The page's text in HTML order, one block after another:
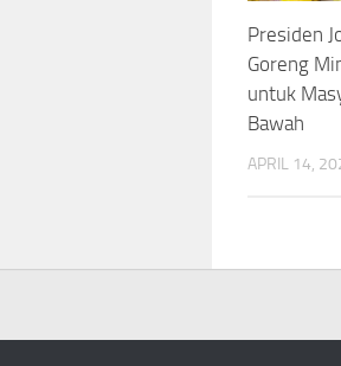
Presiden
Goreng
untuk
Bawah
APRIL 14,